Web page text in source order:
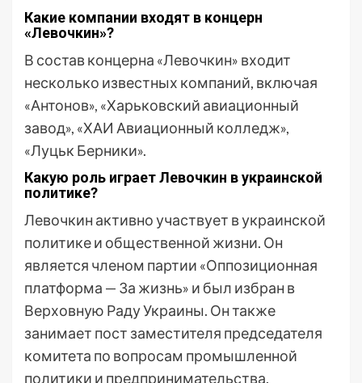
Какие компании входят в концерн
«Левочкин»?
В состав концерна «Левочкин» входит
несколько известных компаний, включая
«Антонов», «Харьковский авиационный
завод», «ХАИ Авиационный колледж»,
«Луцьк Берники».
Какую роль играет Левочкин в украинской
политике?
Левочкин активно участвует в украинской
политике и общественной жизни. Он
является членом партии «Оппозиционная
платформа — За жизнь» и был избран в
Верховную Раду Украины. Он также
занимает пост заместителя председателя
комитета по вопросам промышленной
политики и предпринимательства.